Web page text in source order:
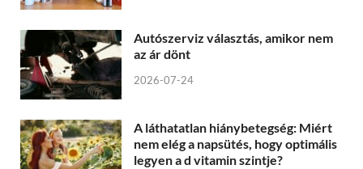
Autószerviz választás, amikor nem
az ár dönt
2026-07-24
A láthatatlan hiánybetegség: Miért
nem elég a napsütés, hogy optimális
legyen a d vitamin szintje?